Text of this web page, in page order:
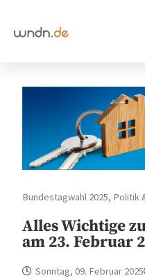
Bundestagwahl 2025, Politik
Alles Wichtige
am 23. Februar
Sonntag, 09. Februar 2025